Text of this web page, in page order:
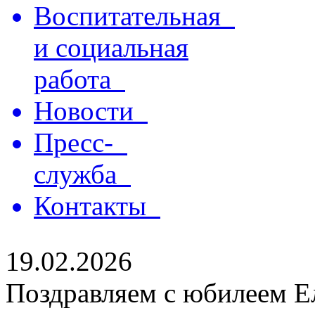
Воспитательная
и социальная
работа
Новости
Пресс-
служба
Контакты
19.02.2026
Поздравляем с юбилеем